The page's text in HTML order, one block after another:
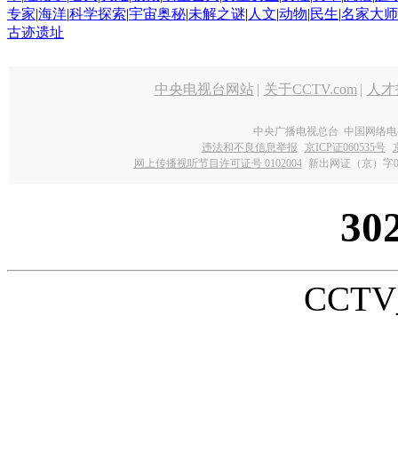
专家|海洋|科学探索|宇宙奥秘|未解之谜| 人文|动物|民生|名家大师
古迹遗址
中央电视台网站 | 关于CCTV.com | 人
中央广播电视总台 中国网络
违法和不良信息举报
京ICP证060535号
网上传播视听节目许可证号 0102004 新出网证（京）